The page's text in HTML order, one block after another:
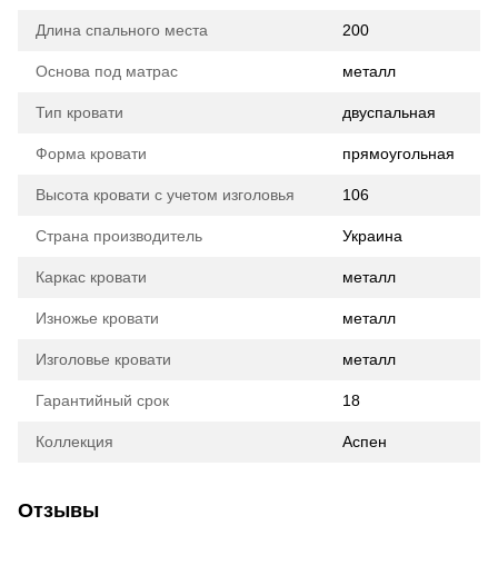
Длина спального места 200
Основа под матрас металл
Тип кровати двуспальная
Форма кровати прямоугольная
Высота кровати с учетом изголовья 106
Страна производитель Украина
Каркас кровати металл
Изножье кровати металл
Изголовье кровати металл
Гарантийный срок 18
Коллекция Аспен
Отзывы